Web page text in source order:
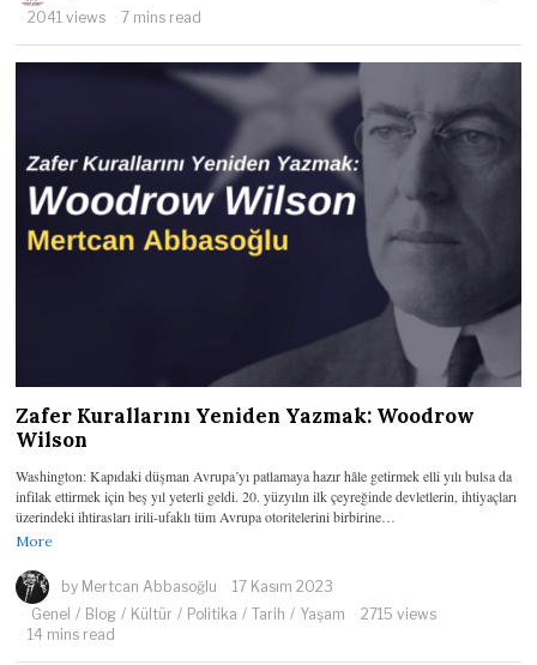
2041 views
7 mins read
Zafer Kurallarını Yeniden Yazmak: Woodrow
Wilson
Washington: Kapıdaki düşman Avrupa’yı patlamaya hazır hâle getirmek elli yılı bulsa da
infilak ettirmek için beş yıl yeterli geldi. 20. yüzyılın ilk çeyreğinde devletlerin, ihtiyaçları
üzerindeki ihtirasları irili-ufaklı tüm Avrupa otoritelerini birbirine…
More
by Mertcan Abbasoğlu
17 Kasım 2023
Genel / Blog / Kültür / Politika / Tarih / Yaşam
2715 views
14 mins read